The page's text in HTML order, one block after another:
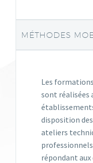
MÉTHODES
Les
sont réalisées
disposition
ateliers
répondant aux